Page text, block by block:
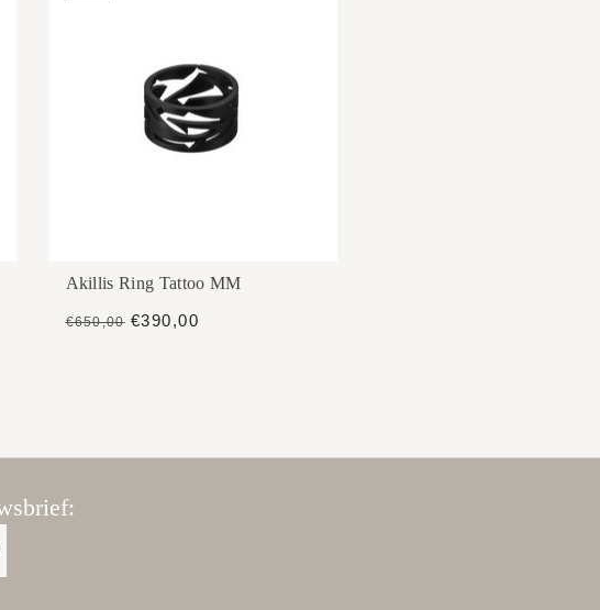
Akillis Ring Tattoo MM
€650,00 €390,00